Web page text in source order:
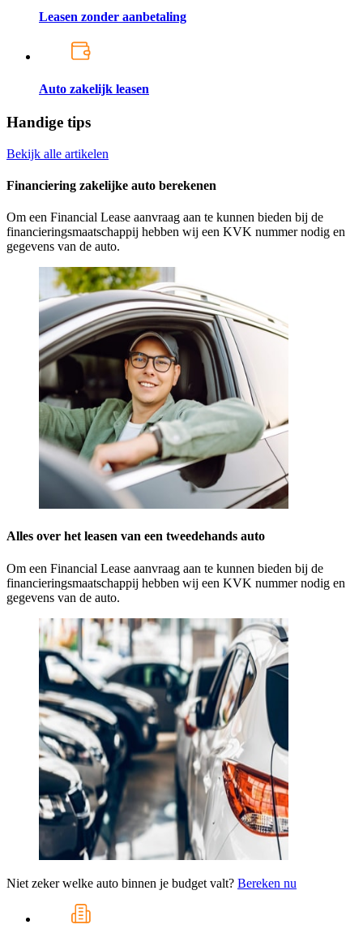
Leasen zonder aanbetaling
Auto zakelijk leasen
Handige tips
Bekijk alle artikelen
Financiering zakelijke auto berekenen
Om een Financial Lease aanvraag aan te kunnen bieden bij de
financieringsmaatschappij hebben wij een KVK nummer nodig en
gegevens van de auto.
Alles over het leasen van een tweedehands auto
Om een Financial Lease aanvraag aan te kunnen bieden bij de
financieringsmaatschappij hebben wij een KVK nummer nodig en
gegevens van de auto.
Niet zeker welke auto binnen je budget valt? Bereken nu